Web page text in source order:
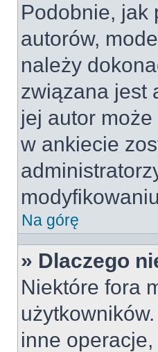
Podobnie, jak
autorów,
należy
związana jest
jej autor
w ankiecie
Na górę
» Dlaczego
Niektóre fora
inne